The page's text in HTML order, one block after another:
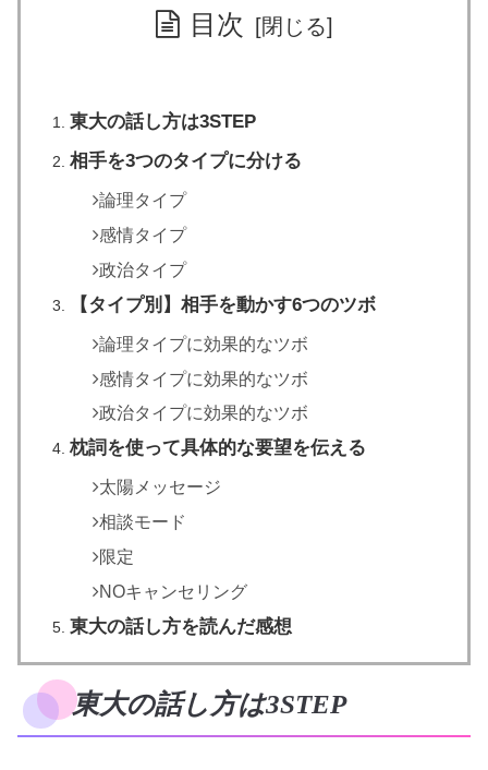
目次
東大の話し方は3STEP
相手を3つのタイプに分ける
論理タイプ
感情タイプ
政治タイプ
【タイプ別】相手を動かす6つのツボ
論理タイプに効果的なツボ
感情タイプに効果的なツボ
政治タイプに効果的なツボ
枕詞を使って具体的な要望を伝える
太陽メッセージ
相談モード
限定
NOキャンセリング
東大の話し方を読んだ感想
東大の話し方は3STEP